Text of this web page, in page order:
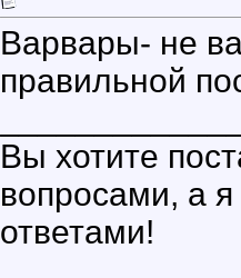
Варвары- не
правильной
Вы хотите
вопросами, а
ответами!